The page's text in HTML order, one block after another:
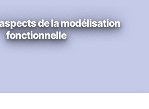
de la modélisation
fonctionnelle